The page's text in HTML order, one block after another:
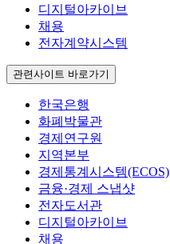
디지털아카이브
채용
전자계약시스템
관련사이트 바로가기
한국은행
화폐박물관
경제연구원
지역본부
경제통계시스템(ECOS)
금융·경제 스냅샷
전자도서관
디지털아카이브
채용